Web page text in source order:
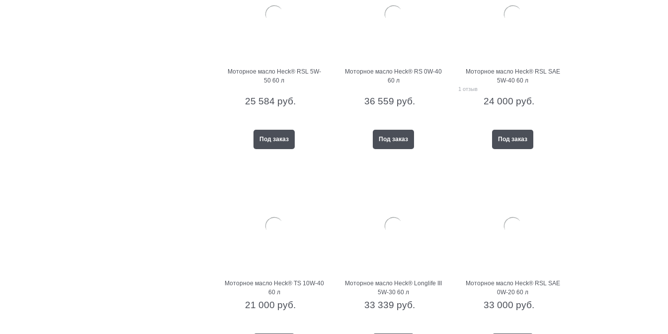
Моторное масло Heck® RSL 5W-
50 60 л
25 584 руб.
Под заказ
Моторное масло Heck® RS 0W-40
60 л
36 559 руб.
Под заказ
Моторное масло Heck® RSL SAE
5W-40 60 л
1 отзыв
24 000 руб.
Под заказ
Моторное масло Heck® TS 10W-40
60 л
21 000 руб.
Моторное масло Heck® Longlife III
5W-30 60 л
33 339 руб.
Моторное масло Heck® RSL SAE
0W-20 60 л
33 000 руб.